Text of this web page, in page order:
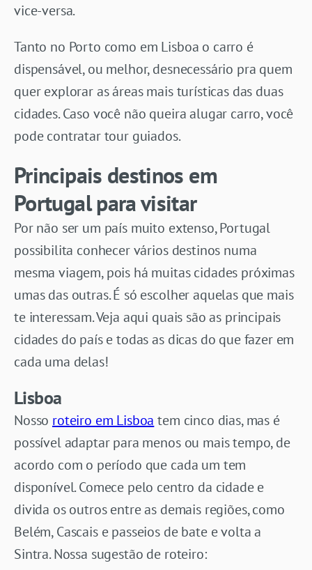
vice-versa.
Tanto no Porto como em Lisboa o carro é
dispensável, ou melhor, desnecessário pra quem
quer explorar as áreas mais turísticas das duas
cidades. Caso você não queira alugar carro, você
pode contratar tour guiados.
Principais destinos em
Portugal para visitar
Por não ser um país muito extenso, Portugal
possibilita conhecer vários destinos numa
mesma viagem, pois há muitas cidades próximas
umas das outras. É só escolher aquelas que mais
te interessam. Veja aqui quais são as principais
cidades do país e todas as dicas do que fazer em
cada uma delas!
Lisboa
Nosso roteiro em Lisboa tem cinco dias, mas é
possível adaptar para menos ou mais tempo, de
acordo com o período que cada um tem
disponível. Comece pelo centro da cidade e
divida os outros entre as demais regiões, como
Belém, Cascais e passeios de bate e volta a
Sintra. Nossa sugestão de roteiro: